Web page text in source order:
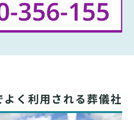
く利用される葬儀社